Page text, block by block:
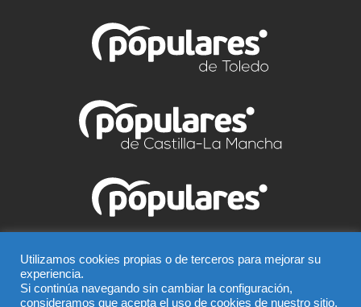
© Partido Popular de Talavera – C/ Greco, 2 BIS –
Entreplanta, 45600, Talavera de la Reina (Toledo),
Teléfono 925 815 362
Utilizamos cookies propias o de terceros para mejorar su
experiencia.
Si continúa navegando sin cambiar la configuración,
consideramos que acepta el uso de cookies de nuestro sitio.